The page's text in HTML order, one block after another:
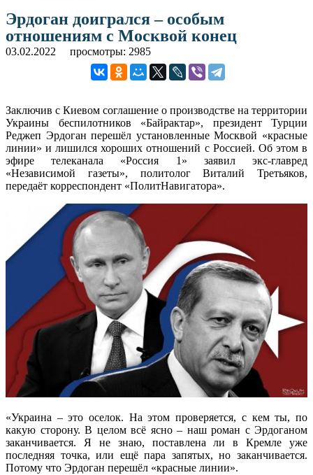
Эрдоган доигрался – особым
отношениям с Москвой конец
03.02.2022 просмотры: 2985
Заключив с Киевом соглашение о производстве на территории
Украины беспилотников «Байрактар», президент Турции
Реджеп Эрдоган перешёл установленные Москвой «красные
линии» и лишился хороших отношений с Россией. Об этом в
эфире телеканала «Россия 1» заявил экс-главред
«Независимой газеты», политолог Виталий Третьяков,
передаёт корреспондент «ПолитНавигатора».
«Украина – это оселок. На этом проверяется, с кем ты, по
какую сторону. В целом всё ясно – наш роман с Эрдоганом
заканчивается. Я не знаю, поставлена ли в Кремле уже
последняя точка, или ещё пара запятых, но заканчивается.
Потому что Эрдоган перешёл «красные линии».